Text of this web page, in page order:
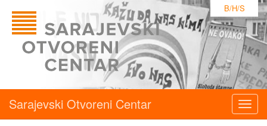
B/H/S
Sarajevski Otvoreni Centar